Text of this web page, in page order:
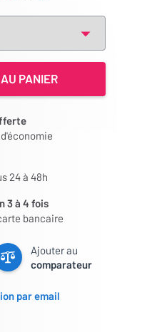
PANIER
24 à 48h
3 à 4 fois
bancaire
Ajouter au
comparateur
par email